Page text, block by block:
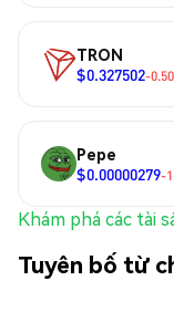
TRON
$0.327502-
Pepe
$0.00000279-
Khám phá các tài
Tuyên bố từ